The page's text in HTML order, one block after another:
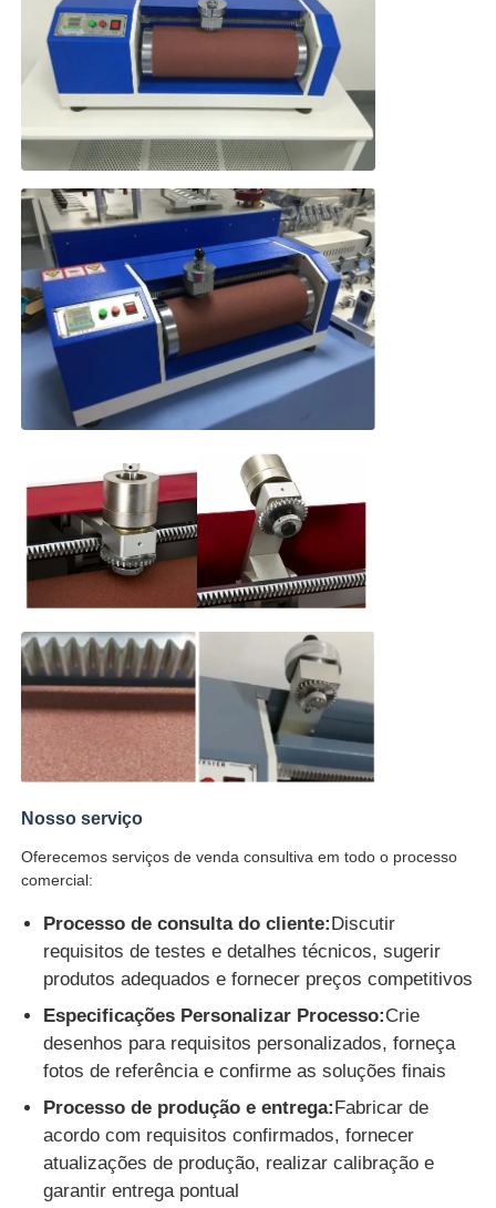
Nosso serviço
Oferecemos serviços de venda consultiva em todo o processo
comercial:
Processo de consulta do cliente: Discutir
requisitos de testes e detalhes técnicos, sugerir
produtos adequados e fornecer preços competitivos
Especificações Personalizar Processo:Crie
desenhos para requisitos personalizados, forneça
fotos de referência e confirme as soluções finais
Processo de produção e entrega: Fabricar de
acordo com requisitos confirmados, fornecer
atualizações de produção, realizar calibração e
garantir entrega pontual